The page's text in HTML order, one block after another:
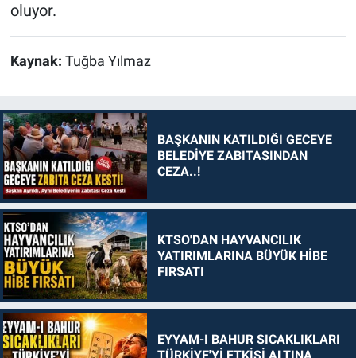
oluyor.
Kaynak: Tuğba Yılmaz
BAŞKANIN KATILDIĞI GECEYE
BELEDİYE ZABITASINDAN
CEZA..!
KTSO'DAN HAYVANCILIK
YATIRIMLARINA BÜYÜK HİBE
FIRSATI
EYYAM-I BAHUR SICAKLIKLARI